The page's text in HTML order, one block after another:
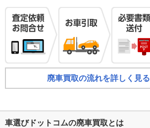
廃車買取の流れを詳しく見る
車選びドットコムの廃車買取とは